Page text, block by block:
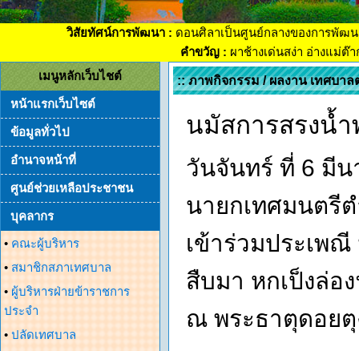
วิสัยทัศน์การพัฒนา : ดอนศิลาเป็นศูนย์กลางของการพัฒ
คำขวัญ : ผาช้างเด่นสง่า อ่างแม่ต๊
เมนูหลักเว็บไชต์
หน้าแรกเว็บไซต์
ข้อมูลทั่วไป
อำนาจหน้าที่
ศูนย์ช่วยเหลือประชาชน
บุคลากร
• คณะผู้บริหาร
• สมาชิกสภาเทศบาล
• ผู้บริหารฝ่ายข้าราชการ
ประจำ
• ปลัดเทศบาล
:: ภาพกิจกรรม / ผลงาน เทศบา
นมัสการสรงน้
วันจันทร์ ที่ 6 มีน
นายกเทศมนตรี
เข้าร่วมประเพ
สืบมา หกเป็งล่อ
ณ พระธาตุดอยตุ